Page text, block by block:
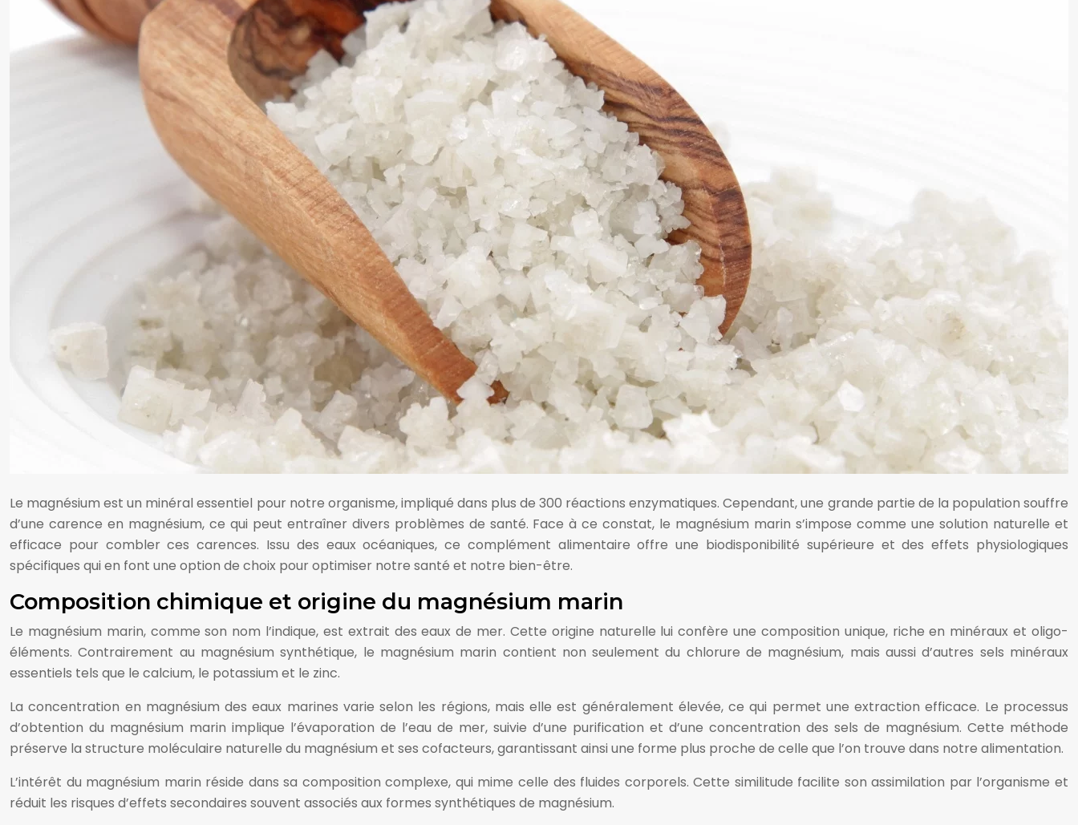
Le magnésium est un minéral essentiel pour notre organisme, impliqué dans plus de 300 réactions enzymatiques. Cependant, une grande partie de la population souffre
d’une carence en magnésium, ce qui peut entraîner divers problèmes de santé. Face à ce constat, le magnésium marin s’impose comme une solution naturelle et
efficace pour combler ces carences. Issu des eaux océaniques, ce complément alimentaire offre une biodisponibilité supérieure et des effets physiologiques
spécifiques qui en font une option de choix pour optimiser notre santé et notre bien-être.
Composition chimique et origine du magnésium marin
Le magnésium marin, comme son nom l’indique, est extrait des eaux de mer. Cette origine naturelle lui confère une composition unique, riche en minéraux et oligo-
éléments. Contrairement au magnésium synthétique, le magnésium marin contient non seulement du chlorure de magnésium, mais aussi d’autres sels minéraux
essentiels tels que le calcium, le potassium et le zinc.
La concentration en magnésium des eaux marines varie selon les régions, mais elle est généralement élevée, ce qui permet une extraction efficace. Le processus
d’obtention du magnésium marin implique l’évaporation de l’eau de mer, suivie d’une purification et d’une concentration des sels de magnésium. Cette méthode
préserve la structure moléculaire naturelle du magnésium et ses cofacteurs, garantissant ainsi une forme plus proche de celle que l’on trouve dans notre alimentation.
L’intérêt du magnésium marin réside dans sa composition complexe, qui mime celle des fluides corporels. Cette similitude facilite son assimilation par l’organisme et
réduit les risques d’effets secondaires souvent associés aux formes synthétiques de magnésium.